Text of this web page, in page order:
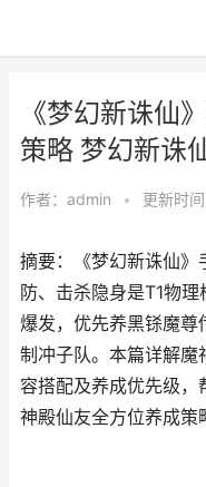
《梦幻新诛仙
策略 梦幻新诛
作者： admin • 更新时
摘要：《梦幻新诛仙》
防、击杀隐身是T1物
爆发，优先养黑铩魔尊
制冲子队。本篇详解魔
容搭配及养成优先级
神殿仙友全方位养成策